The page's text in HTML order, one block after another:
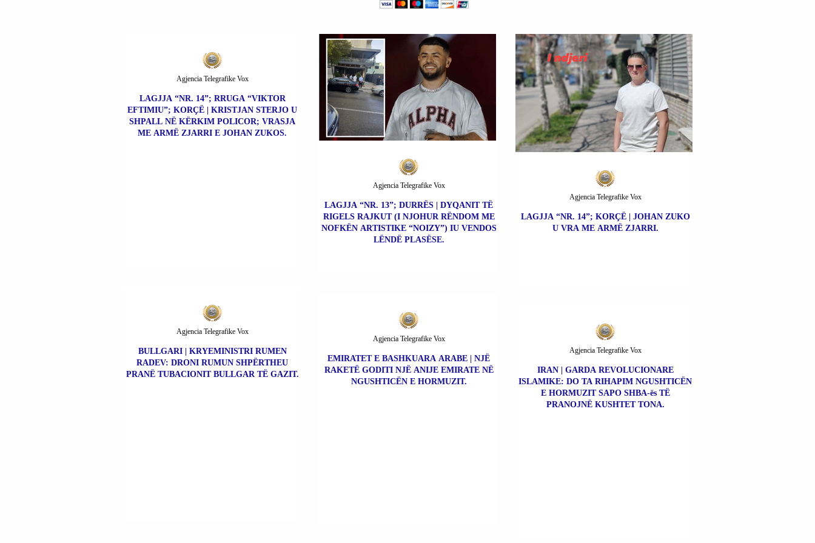
LAGJJA “NR. 14”; RRUGA “VIKTOR
EFTIMIU”; KORÇË | KRISTJAN STERJO U
SHPALL NË KËRKIM POLICOR; VRASJA
ME ARMË ZJARRI E JOHAN ZUKOS.
Agjencia Telegrafike Vox
LAGJJA “NR. 13”; DURRËS | DYQANIT TË
RIGELS RAJKUT (I NJOHUR RËNDOM ME
NOFKËN ARTISTIKE “NOIZY”) IU VENDOS
LËNDË PLASËSE.
Agjencia Telegrafike Vox
LAGJJA “NR. 14”; KORÇË | JOHAN ZUKO
U VRA ME ARMË ZJARRI.
Agjencia Telegrafike Vox
BULLGARI | KRYEMINISTRI RUMEN
RADEV: DRONI RUMUN SHPËRTHEU
PRANË TUBACIONIT BULLGAR TË GAZIT.
Agjencia Telegrafike Vox
EMIRATET E BASHKUARA ARABE | NJË
RAKETË GODITI NJË ANIJE EMIRATE NË
NGUSHTICËN E HORMUZIT.
Agjencia Telegrafike Vox
IRAN | GARDA REVOLUCIONARE
ISLAMIKE: DO TA RIHAPIM NGUSHTICËN
E HORMUZIT SAPO SHBA-ës TË
PRANOJNË KUSHTET TONA.
Agjencia Telegrafike Vox